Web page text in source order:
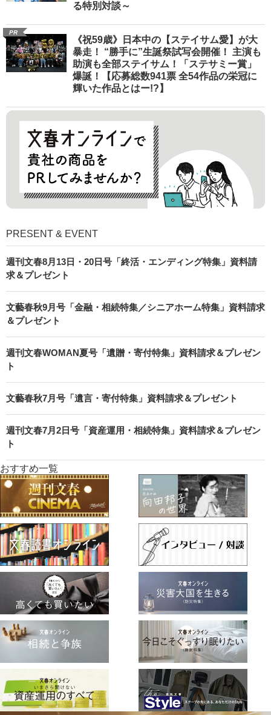
る特別対談～
PR
《祝59歳》日本中の【ステイサム愛】が大
暴走！ “勝手に”生誕祭試写会開催！ 主演も
助演も全部ステイサム！「ステサミー賞」
爆誕！【応募総数941票 全54作品の栄冠に
輝いた作品とはー!?】
PRESENT & EVENT
週刊文春8月13日・20日号「終活・エンディング特集」資料請
求＆プレゼント
文藝春秋9月号「金融・相続特集／シニアホーム特集」資料請求
＆プレゼント
週刊文春WOMAN夏号「遺贈・寄付特集」資料請求＆プレゼン
ト
文藝春秋7月号「遺言・寄付特集」資料請求＆プレゼント
週刊文春7月2日号「資産運用・相続特集」資料請求＆プレゼン
ト
おすすめ一覧